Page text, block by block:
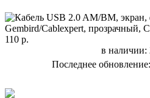
110 р.
в наличии:
Последнее